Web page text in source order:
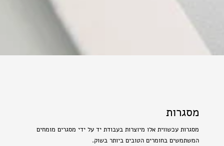
מסגרות
מסגרות עכשווית אלו מיוצרות בעבודת יד על ידי מסגרים מומחים
המשתמשים בחומרים הטובים ביותר בשוק.